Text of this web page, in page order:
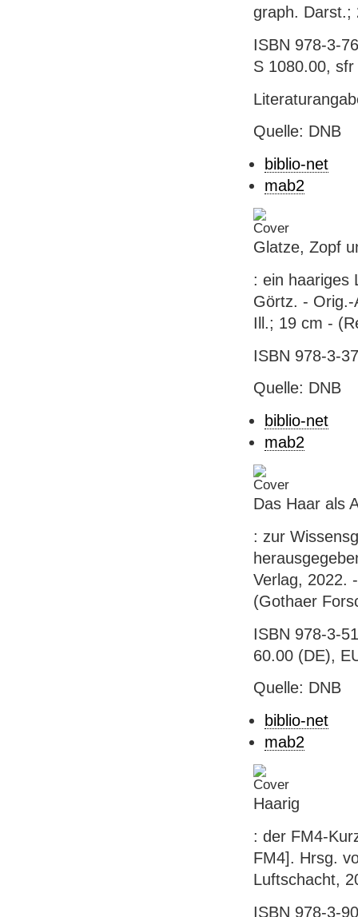
graph. Darst.;
ISBN 978-3-
S 1080.00, sfr
Quelle: DNB
biblio-net
mab2
Glatze, Zopf
: ein haariges
Görtz. -
Ill.; 19 cm -
ISBN 978-3-
Quelle: DNB
biblio-net
mab2
Das Haar als
: zur
Verlag, 2022.
(Gothaer
ISBN 978-3-
60.00 (DE),
Quelle: DNB
biblio-net
mab2
Haarig
: der FM4-
FM4]. Hrsg.
Luftschacht,
ISBN 978-3-